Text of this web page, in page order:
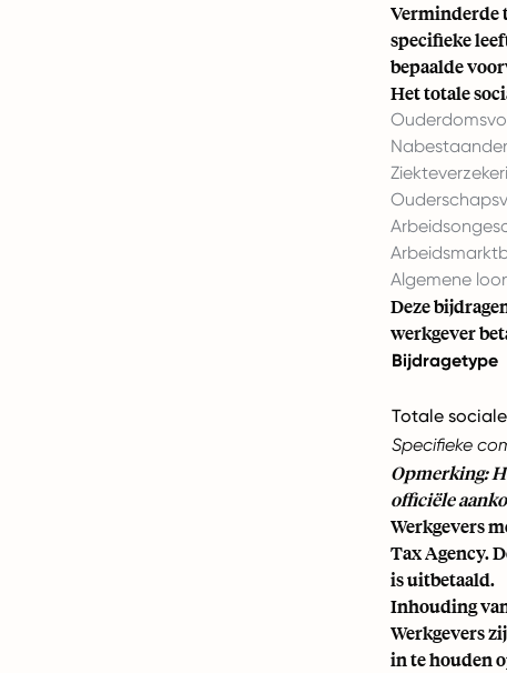
Verminderde
specifieke
bepaalde
Het totale
Algemene
Deze
werkgever
Bijdragetype
Totale
Specifieke
Opmerking:
officiële
Werkgevers
Tax Agency.
is uitbetaald.
Inhouding
Werkgevers
in te houden